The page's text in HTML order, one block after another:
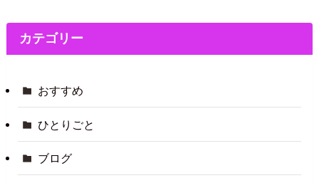
カテゴリー
おすすめ
ひとりごと
ブログ